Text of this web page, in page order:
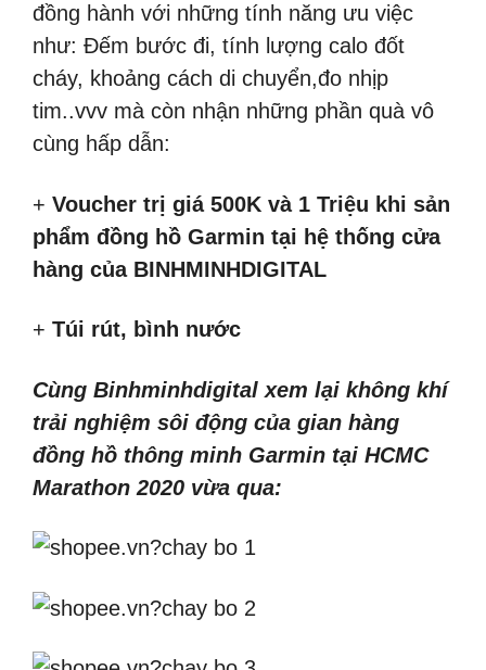
đồng hành với những tính năng ưu việc
như: Đếm bước đi, tính lượng calo đốt
cháy, khoảng cách di chuyển,đo nhịp
tim..vvv mà còn nhận những phần quà vô
cùng hấp dẫn:
+ Voucher trị giá 500K và 1 Triệu khi sản
phẩm đồng hồ Garmin tại hệ thống cửa
hàng của BINHMINHDIGITAL
+ Túi rút, bình nước
Cùng Binhminhdigital xem lại không khí
trải nghiệm sôi động của gian hàng
đồng hồ thông minh Garmin tại HCMC
Marathon 2020 vừa qua: